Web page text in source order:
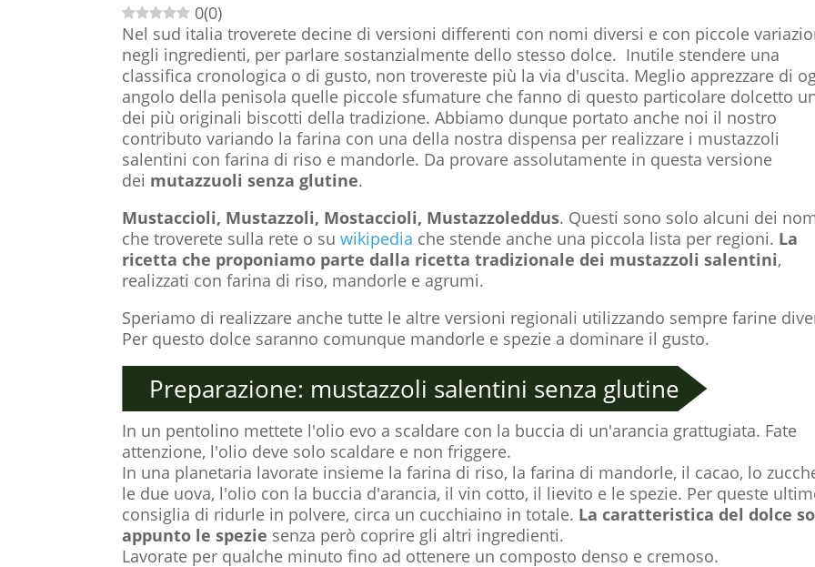
0(0)
Nel sud italia troverete decine di versioni differenti con nomi diversi e con piccole
negli ingredienti, per parlare sostanzialmente dello stesso dolce. Inutile stendere una
classifica cronologica o di gusto, non trovereste più la via d'uscita. Meglio apprezzare di
angolo della penisola quelle piccole sfumature che fanno di questo particolare dolcetto
dei più originali biscotti della tradizione. Abbiamo dunque portato anche noi il nostro
contributo variando la farina con una della nostra dispensa per realizzare i mustazzoli
salentini con farina di riso e mandorle. Da provare assolutamente in questa versione
dei mutazzuoli senza glutine.
Mustaccioli, Mustazzoli, Mostaccioli, Mustazzoleddus. Questi sono solo alcuni dei
che troverete sulla rete o suwikipedia che stende anche una piccola lista per regioni. La
ricetta che proponiamo parte dalla ricetta tradizionale dei mustazzoli salentini,
realizzati con farina di riso, mandorle e agrumi.
Speriamo di realizzare anche tutte le altre versioni regionali utilizzando sempre farine
Per questo dolce saranno comunque mandorle e spezie a dominare il gusto.
Preparazione: mustazzoli salentini senza glutine
In un pentolino mettete l'olio evo a scaldare con la buccia di un'arancia grattugiata. Fate
attenzione, l'olio deve solo scaldare e non friggere.
In una planetaria lavorate insieme la farina di riso, la farina di mandorle, il cacao, lo
le due uova, l'olio con la buccia d'arancia, il vin cotto, il lievito e le spezie. Per queste
consiglia di ridurle in polvere, circa un cucchiaino in totale. La caratteristica del dolce
appunto le spezie senza però coprire gli altri ingredienti.
Lavorate per qualche minuto fino ad ottenere un composto denso e cremoso.